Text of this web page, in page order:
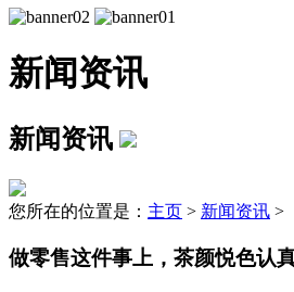
新闻资讯
新闻资讯
您所在的位置是： 主页 > 新闻资讯 >
做零售这件事上，茶颜悦色认